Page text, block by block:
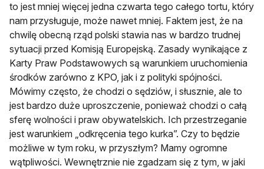
to jest mniej więcej jedna czwarta tego całego tortu, który
nam przysługuje, może nawet mniej. Faktem jest, że na
chwilę obecną rząd polski stawia nas w bardzo trudnej
sytuacji przed Komisją Europejską. Zasady wynikające z
Karty Praw Podstawowych są warunkiem uruchomienia
środków zarówno z KPO, jak i z polityki spójności.
Mówimy często, że chodzi o sędziów, i słusznie, ale to
jest bardzo duże uproszczenie, ponieważ chodzi o całą
sferę wolności i praw obywatelskich. Ich przestrzeganie
jest warunkiem „odkręcenia tego kurka”. Czy to będzie
możliwe w tym roku, w przyszłym? Mamy ogromne
wątpliwości. Wewnętrznie nie zgadzam się z tym, w jaki